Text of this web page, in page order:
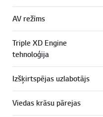
AV režīms
Triple XD Engine
tehnoloģija
Izšķirtspējas uzlabotājs
Viedas krāsu pārejas